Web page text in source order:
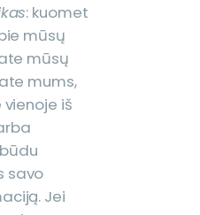
: kuomet
mūsų
mūsų
mums,
iš
savo
Jei